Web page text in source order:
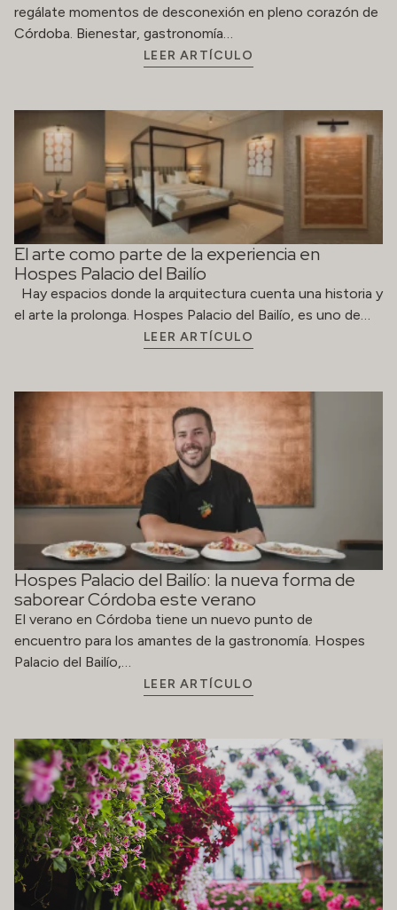
regálate momentos de desconexión en pleno corazón de
Córdoba. Bienestar, gastronomía…
LEER ARTÍCULO
El arte como parte de la experiencia en
Hospes Palacio del Bailío
Hay espacios donde la arquitectura cuenta una historia y
el arte la prolonga. Hospes Palacio del Bailío, es uno de…
LEER ARTÍCULO
Hospes Palacio del Bailío: la nueva forma de
saborear Córdoba este verano
El verano en Córdoba tiene un nuevo punto de
encuentro para los amantes de la gastronomía. Hospes
Palacio del Bailío,…
LEER ARTÍCULO